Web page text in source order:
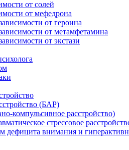
от солей
от мефедрона
от героина
от метамфетамина
от экстази
(БАР)
компульсивное расстройство)
стрессовое
внимания и